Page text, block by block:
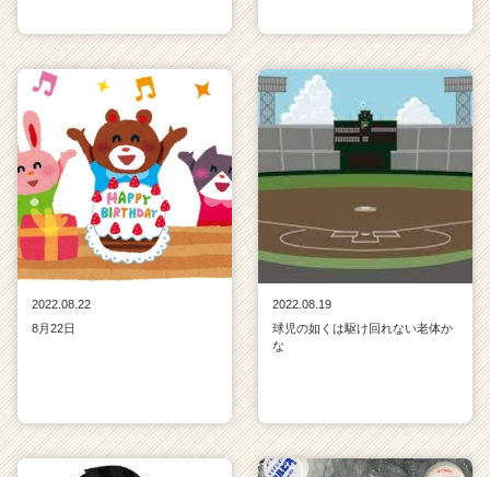
2022.08.22
8月22日
2022.08.19
球児の如くは駆け回れない老体か
な